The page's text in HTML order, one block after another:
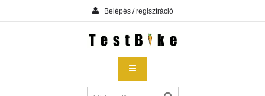
Belépés / regisztráció